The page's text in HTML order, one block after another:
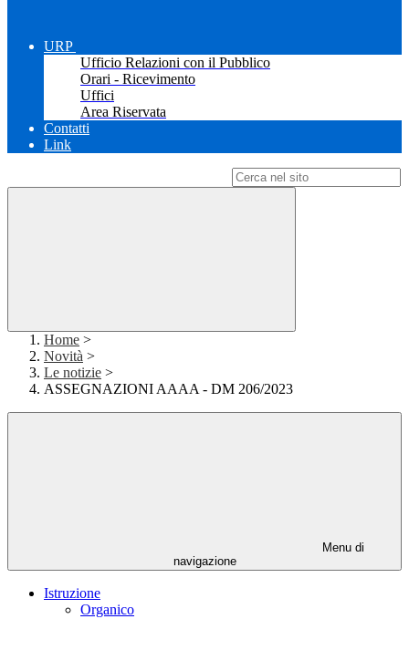
URP
Ufficio Relazioni con il Pubblico
Orari - Ricevimento
Uffici
Area Riservata
Contatti
Link
Home >
Novità >
Le notizie >
ASSEGNAZIONI AAAA - DM 206/2023
Menu di
navigazione
Istruzione
Organico